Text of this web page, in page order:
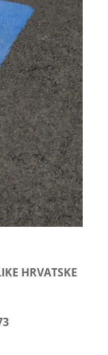
HRVATSKE